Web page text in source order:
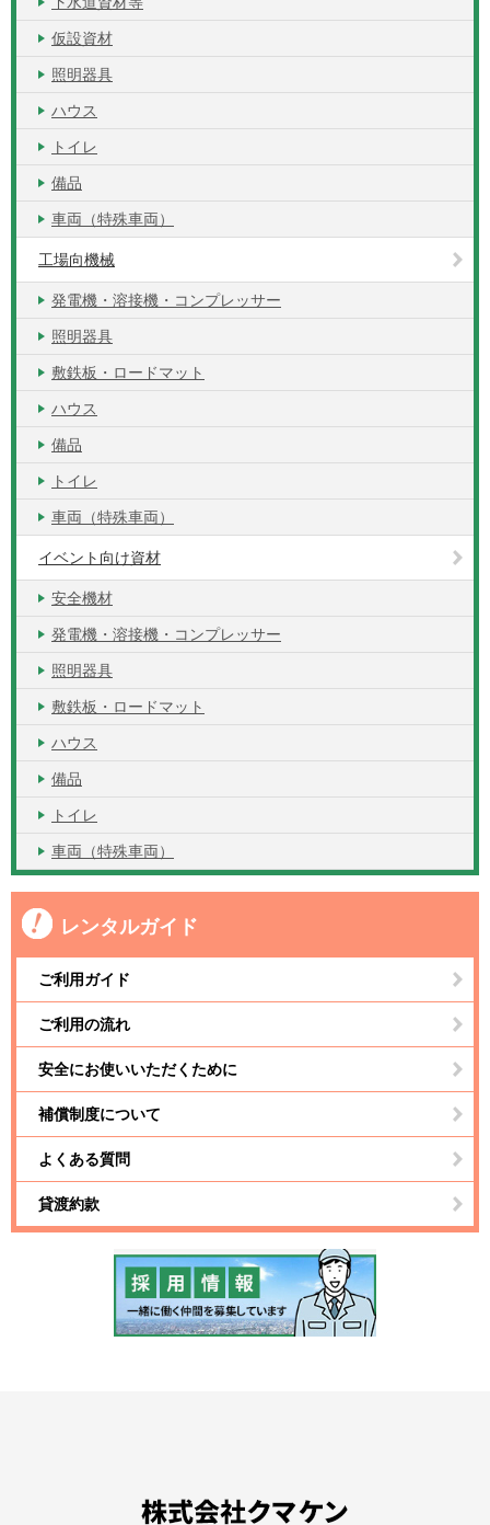
仮設資材
照明器具
ハウス
トイレ
備品
車両（特殊車両）
工場向機械
発電機・溶接機・コンプレッサー
照明器具
敷鉄板・ロードマット
ハウス
備品
トイレ
車両（特殊車両）
イベント向け資材
安全機材
発電機・溶接機・コンプレッサー
照明器具
敷鉄板・ロードマット
ハウス
備品
トイレ
車両（特殊車両）
レンタルガイド
ご利用ガイド
ご利用の流れ
安全にお使いいただくために
補償制度について
よくある質問
貸渡約款